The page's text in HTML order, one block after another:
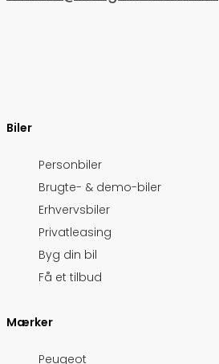
Biler
Personbiler
Brugte- & demo-biler
Erhvervsbiler
Privatleasing
Byg din bil
Få et tilbud
Mærker
Peugeot